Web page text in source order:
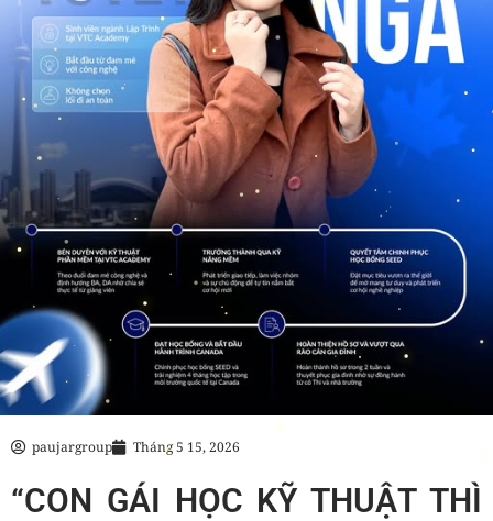
paujargroup Tháng 5 15, 2026
“CON GÁI HỌC KỸ THUẬT THÌ